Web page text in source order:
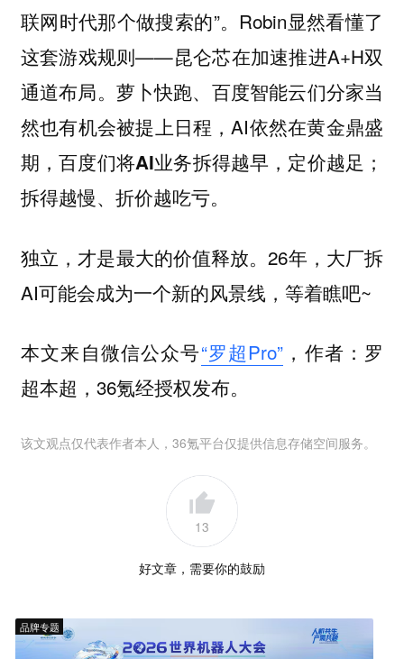
联网时代那个做搜索的”。Robin显然看懂了
这套游戏规则——昆仑芯在加速推进A+H双
通道布局。萝卜快跑、百度智能云们分家当
然也有机会被提上日程，AI依然在黄金鼎盛
期，百度们将AI业务拆得越早，定价越足；
拆得越慢、折价越吃亏。
独立，才是最大的价值释放。26年，大厂拆
AI可能会成为一个新的风景线，等着瞧吧~
本文来自微信公众号“罗超Pro” ，作者：罗
超本超，36氪经授权发布。
该文观点仅代表作者本人，36氪平台仅提供信息存储空间服务。
13
好文章，需要你的鼓励
品牌专题